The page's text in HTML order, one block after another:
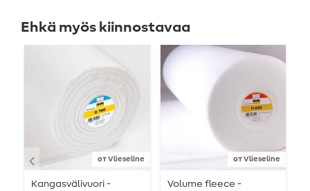
Ehkä myös kiinnostavaa
от Vlieseline
Kangasvälivuori -
от Vlieseline
Volume fleece -